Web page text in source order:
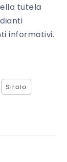
tutela
informativi.
Sirolo